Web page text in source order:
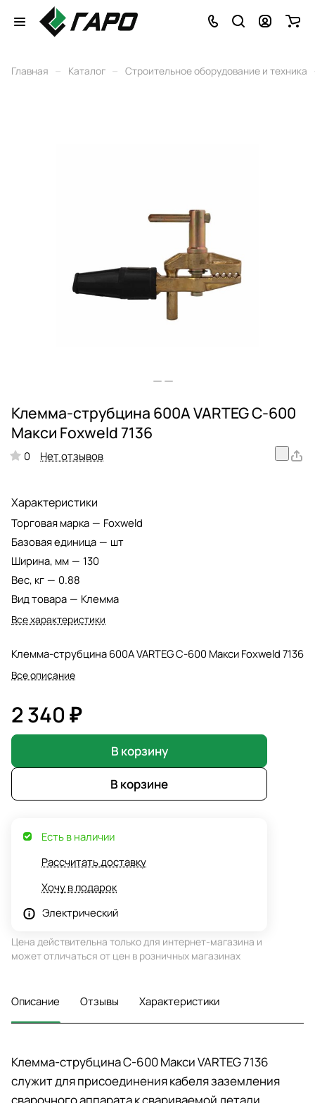
Главная – Каталог – Строительное оборудование и техника
Клемма-струбцина 600А VARTEG С-600
Макси Foxweld 7136
0 Нет отзывов
Характеристики
Торговая марка — Foxweld
Базовая единица — шт
Ширина, мм — 130
Вес, кг — 0.88
Вид товара — Клемма
Все характеристики
Клемма-струбцина 600А VARTEG С-600 Макси Foxweld 7136
Все описание
2 340 ₽
В корзину
В корзине
Есть в наличии
Рассчитать доставку
Хочу в подарок
Электрический
Цена действительна только для интернет-магазина и
может отличаться от цен в розничных магазинах
Описание Отзывы Характеристики
Клемма-струбцина С-600 Макси VARTEG 7136
служит для присоединения кабеля заземления